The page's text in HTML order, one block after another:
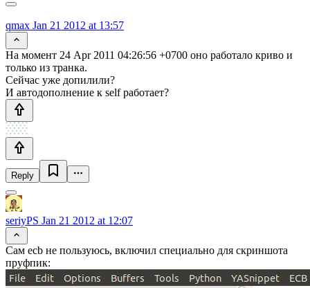
qmax Jan 21 2012 at 13:57
На момент 24 Apr 2011 04:26:56 +0700 оно работало криво и
только из транка.
Сейчас уже допилили?
И автодополнение к self работает?
Reply
seriyPS Jan 21 2012 at 12:07
Сам ecb не пользуюсь, включил специально для скриншота
пруфпик: